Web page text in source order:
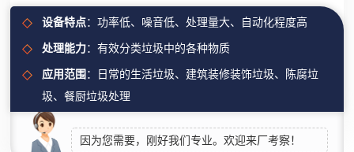
设备特点：功率低、噪音低、处理量大、自动化程度高
处理能力：有效分类垃圾中的各种物质
应用范围 ：日常的生活垃圾、建筑装修装饰垃圾、陈腐垃
圾、餐厨垃圾处理
因为您需要，刚好我们专业。欢迎来厂考察！